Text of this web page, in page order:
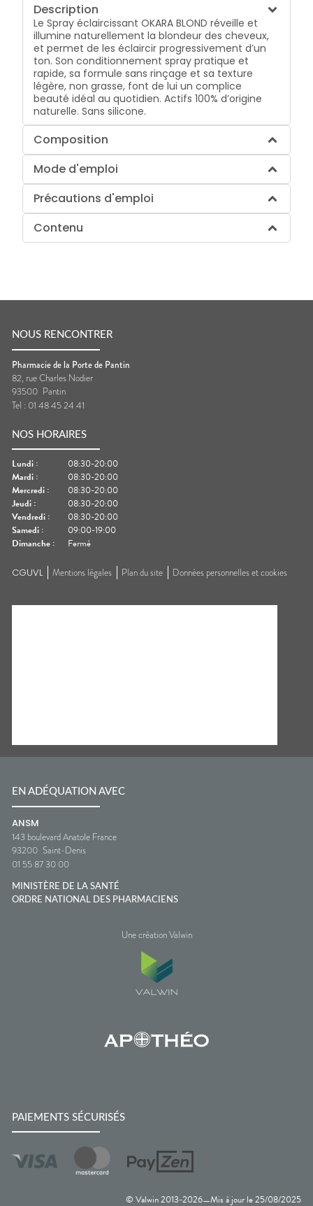
Description
Le Spray éclaircissant OKARA BLOND réveille et
illumine naturellement la blondeur des cheveux,
et permet de les éclaircir progressivement d’un
ton. Son conditionnement spray pratique et
rapide, sa formule sans rinçage et sa texture
légère, non grasse, font de lui un complice
beauté idéal au quotidien. Actifs 100% d’origine
naturelle. Sans silicone.
Composition
Mode d'emploi
Précautions d'emploi
Contenu
© Valwin 2013-2026—Mis à jour le25/08/2025
NOUS RENCONTRER
Pharmacie de la Porte de Pantin
82, rue Charles Nodier
93500 Pantin
Tel : 01 48 45 24 41
NOS HORAIRES
Lundi :
08:30-20:00
Mardi :
08:30-20:00
Mercredi :
08:30-20:00
Jeudi :
08:30-20:00
Vendredi :
08:30-20:00
Samedi :
09:00-19:00
Dimanche : Fermé
CGUVL Mentions légales Plan du site Données personnelles et cookies
EN ADÉQUATION AVEC
ANSM
143 boulevard Anatole France
93200 Saint-Denis
01 55 87 30 00
MINISTÈRE DE LA SANTÉ
ORDRE NATIONAL DES PHARMACIENS
Une création Valwin
PAIEMENTS SÉCURISÉS